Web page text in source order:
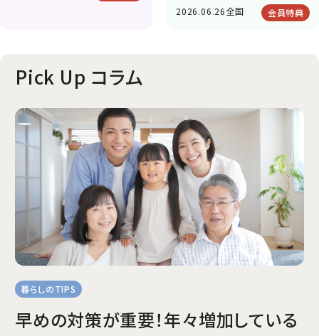
2026.06.26全国 会員特典
Pick Up コラム
暮らしのTIPS
早めの対策が重要！年々増加している